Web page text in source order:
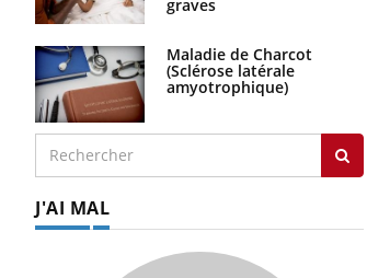
graves
Maladie de Charcot
(Sclérose latérale
amyotrophique)
J'AI MAL